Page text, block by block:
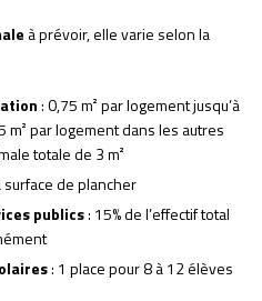
à prévoir, elle varie selon la
: 0,75 m² par logement jusqu’à
par logement dans les autres
totale de 3 m²
surface de plancher
publics: 15% de l’effectif total
: 1 place pour 8 à 12 élèves